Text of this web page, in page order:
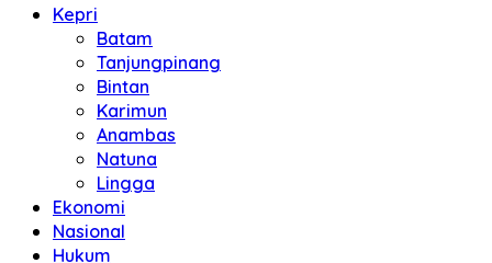
Kepri
Batam
Tanjungpinang
Bintan
Karimun
Anambas
Natuna
Lingga
Ekonomi
Nasional
Hukum